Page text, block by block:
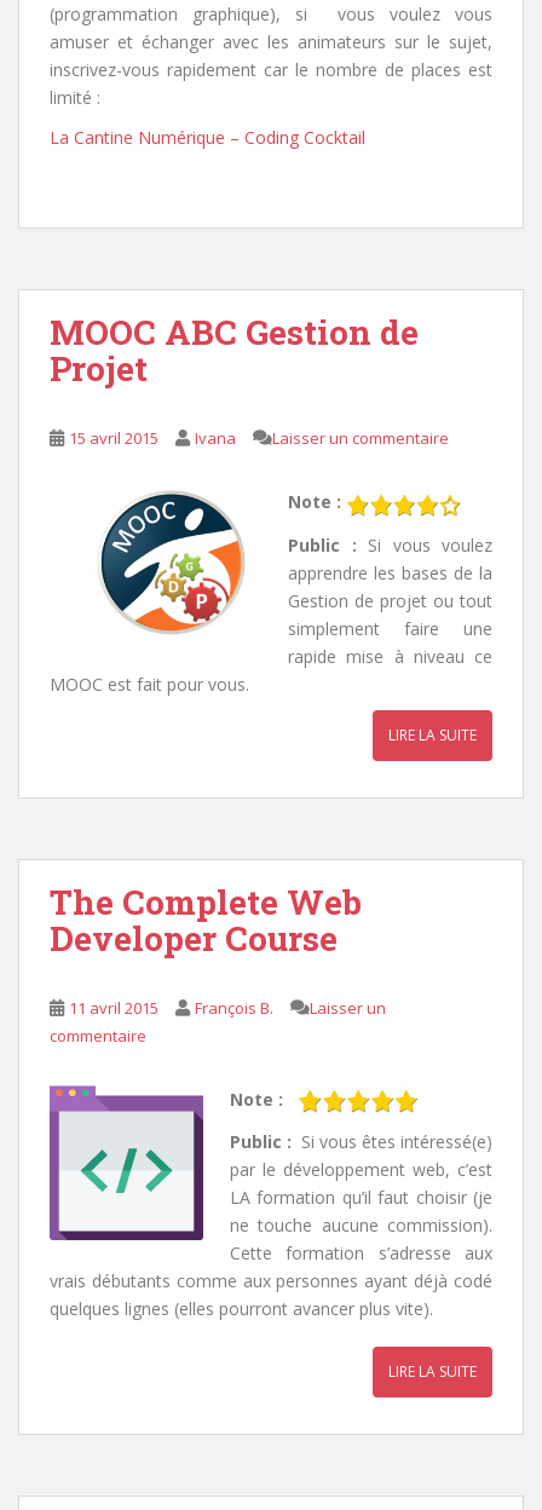
(programmation graphique), si vous voulez vous
amuser et échanger avec les animateurs sur le sujet,
inscrivez-vous rapidement car le nombre de places est
limité :
La Cantine Numérique – Coding Cocktail
MOOC ABC Gestion de
Projet
15 avril 2015 Ivana Laisser un commentaire
Note :
Public : Si vous voulez
apprendre les bases de la
Gestion de projet ou tout
simplement faire une
rapide mise à niveau ce
MOOC est fait pour vous.
LIRE LA SUITE
The Complete Web
Developer Course
11 avril 2015 François B.
Laisser un
commentaire
Note :
Public : Si vous êtes intéressé(e)
par le développement web, c’est
LA formation qu’il faut choisir (je
ne touche aucune commission).
Cette formation s’adresse aux
vrais débutants comme aux personnes ayant déjà codé
quelques lignes (elles pourront avancer plus vite).
LIRE LA SUITE